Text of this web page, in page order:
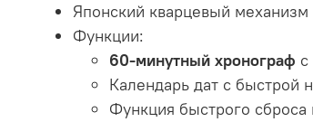
Японский кварцевый механизм
Функции:
60-минутный хронограф
Календарь дат с быстрой
Функция быстрого сброса